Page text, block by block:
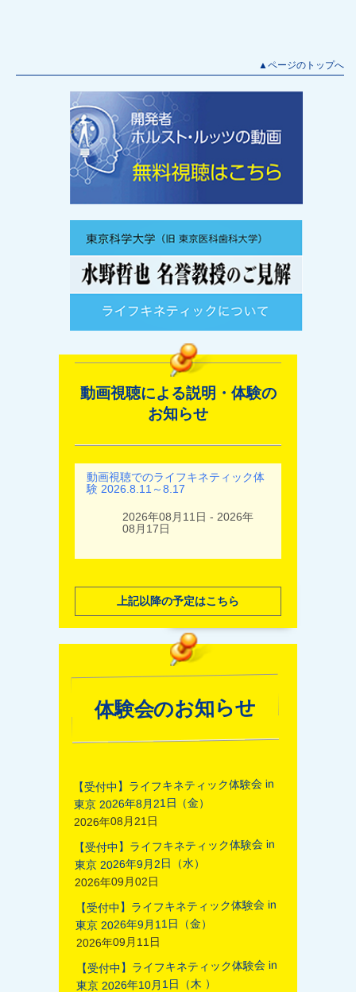
▲ページのトップへ
動画視聴による説明・体験の
お知らせ
動画視聴でのライフキネティック体
験 2026.8.11～8.17
2026年08月11日 - 2026年
08月17日
上記以降の予定はこちら
体験会のお知らせ
【受付中】ライフキネティック体験会 in
東京 2026年8月21日（金）
2026年08月21日
【受付中】ライフキネティック体験会 in
東京 2026年9月2日（水）
2026年09月02日
【受付中】ライフキネティック体験会 in
東京 2026年9月11日（金）
2026年09月11日
【受付中】ライフキネティック体験会 in
東京 2026年10月1日（木 ）